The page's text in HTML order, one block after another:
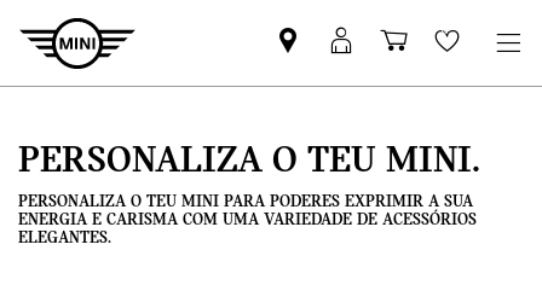
Pesquisar
parceiro
Iniciar
sessão
Carrinho
de
Wishlist
PERSONALIZA O TEU MINI.
PERSONALIZA O TEU MINI PARA PODERES EXPRIMIR A SUA
ENERGIA E CARISMA COM UMA VARIEDADE DE ACESSÓRIOS
ELEGANTES.